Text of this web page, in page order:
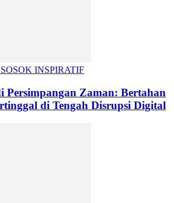
INSPIRATIF
Persimpangan Zaman: Bertahan
di Tengah Disrupsi Digital